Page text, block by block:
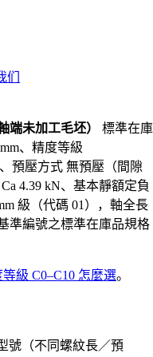
端未加工毛坯）
標準在庫
、精度等級
預壓方式 無預壓（間隙
4.39 kN、基本靜額定負
級（代碼 01），軸全長
準編號之標準在庫品規格
級 C0–C10 怎麼選。
號（不同螺紋長／預